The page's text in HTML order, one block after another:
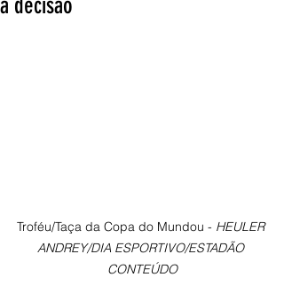
a decisão
Troféu/Taça da Copa do Mundou - HEULER
ANDREY/DIA ESPORTIVO/ESTADÃO
CONTEÚDO